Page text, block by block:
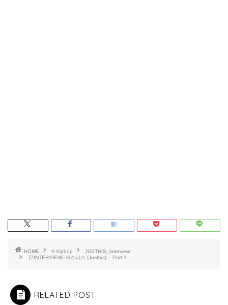
HOME K-hiphop
JUSTHIS_interview
[7INTERVIEW] 저스디스 (Justhis) – Part.1
RELATED POST